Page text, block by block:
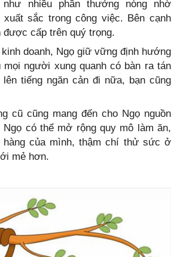
nhiều phần thưởng nóng nhờ
xuất sắc trong công việc. Bên cạnh
được cấp trên quý trọng.
doanh, Ngọ giữ vững định hướng
mọi người xung quanh có bàn ra tán
tiếng ngăn cản đi nữa, bạn cũng
cũ cũng mang đến cho Ngọ nguồn
Ngọ có thể mở rộng quy mô làm ăn,
hàng của mình, thậm chí thử sức ở
mẻ hơn.